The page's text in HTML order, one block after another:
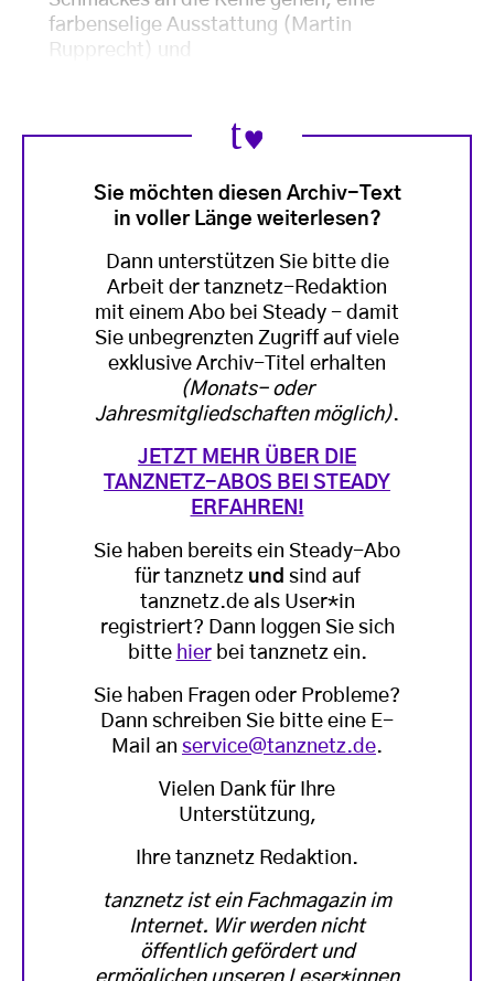
farbenselige Ausstattung (Martin
Rupprecht) und
Sie möchten diesen Archiv-Text
in voller Länge weiterlesen?
Dann unterstützen Sie bitte die
Arbeit der tanznetz-Redaktion
mit einem Abo bei Steady - damit
Sie unbegrenzten Zugriff auf viele
exklusive Archiv-Titel erhalten
(Monats- oder
Jahresmitgliedschaften möglich).
JETZT MEHR ÜBER DIE
TANZNETZ-ABOS BEI STEADY
ERFAHREN!
Sie haben bereits ein Steady-Abo
für tanznetz und sind auf
tanznetz.de als User*in
registriert? Dann loggen Sie sich
bitte hierbei tanznetz ein.
Sie haben Fragen oder Probleme?
Dann schreiben Sie bitte eine E-
Mail an service@tanznetz.de.
Vielen Dank für Ihre
Unterstützung,
Ihre tanznetz Redaktion.
tanznetz ist ein Fachmagazin im
Internet. Wir werden nicht
öffentlich gefördert und